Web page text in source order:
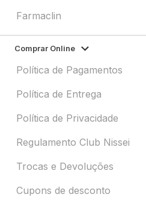
Farmaclin
Comprar Online
Política de Pagamentos
Política de Entrega
Política de Privacidade
Regulamento Club Nissei
Trocas e Devoluções
Cupons de desconto